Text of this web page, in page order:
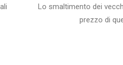
Lo smaltimento dei
prezzo di